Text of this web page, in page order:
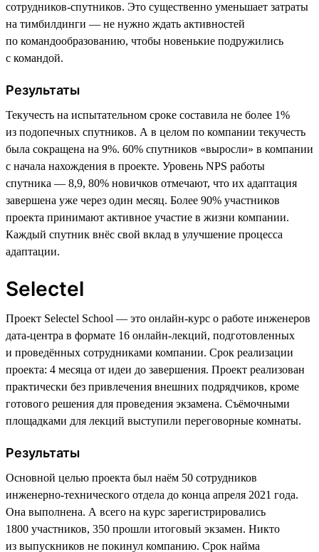
сотрудников-спутников. Это существенно уменьшает затраты
на тимбилдинги — не нужно ждать активностей
по командообразованию, чтобы новенькие подружились
с командой.
Результаты
Текучесть на испытательном сроке составила не более 1%
из подопечных спутников. А в целом по компании текучесть
была сокращена на 9%. 60% спутников «выросли» в компании
с начала нахождения в проекте. Уровень NPS работы
спутника — 8,9, 80% новичков отмечают, что их адаптация
завершена уже через один месяц. Более 90% участников
проекта принимают активное участие в жизни компании.
Каждый спутник внёс свой вклад в улучшение процесса
адаптации.
Selectel
Проект Selectel School — это онлайн-курс о работе инженеров
дата-центра в формате 16 онлайн-лекций, подготовленных
и проведённых сотрудниками компании. Срок реализации
проекта: 4 месяца от идеи до завершения. Проект реализован
практически без привлечения внешних подрядчиков, кроме
готового решения для проведения экзамена. Съёмочными
площадками для лекций выступили переговорные комнаты.
Результаты
Основной целью проекта был наём 50 сотрудников
инженерно-технического отдела до конца апреля 2021 года.
Она выполнена. А всего на курс зарегистрировались
1800 участников, 350 прошли итоговый экзамен. Никто
из выпускников не покинул компанию. Срок найма